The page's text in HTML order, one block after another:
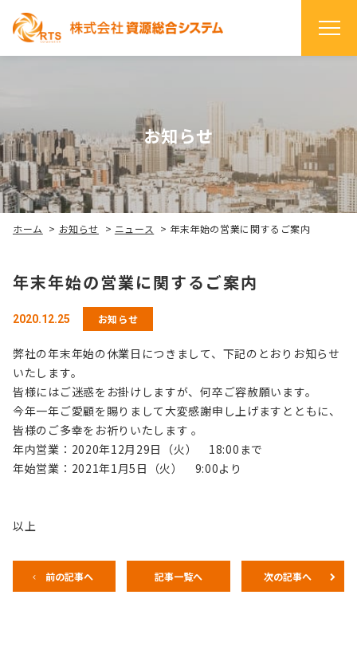
お知らせ
ホーム > お知らせ > ニュース > 年末年始の営業に関するご案内
年末年始の営業に関するご案内
2020.12.25 お知らせ
弊社の年末年始の休業日につきまして、下記のとおりお知らせ
いたします。
皆様にはご迷惑をお掛けしますが、何卒ご容赦願います。
今年一年ご愛顧を賜りまして大変感謝申し上げますとともに、
皆様のご多幸をお祈りいたします 。
年内営業：2020年12月29日（火） 18:00まで
年始営業：2021年1月5日（火） 9:00より
以上
前の記事へ 記事一覧へ 次の記事へ